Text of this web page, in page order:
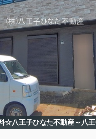
☆八王子ひなた不動産～八